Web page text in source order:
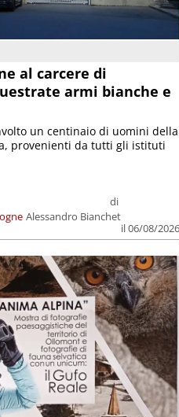
al carcere di
armi bianche e
di
Alessandro Bianchet
il 06/08/2026
un centinaio di uomini della
provenienti da tutti gli istituti